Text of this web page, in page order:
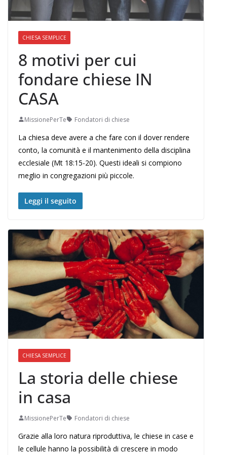
CHIESA SEMPLICE
8 motivi per cui
fondare chiese IN
CASA
MissionePerTe Fondatori di chiese
La chiesa deve avere a che fare con il dover rendere
conto, la comunità e il mantenimento della disciplina
ecclesiale (Mt 18:15-20). Questi ideali si compiono
meglio in congregazioni più piccole.
Leggi il seguito
CHIESA SEMPLICE
La storia delle chiese
in casa
MissionePerTe Fondatori di chiese
Grazie alla loro natura riproduttiva, le chiese in case e
le cellule hanno la possibilità di crescere in modo